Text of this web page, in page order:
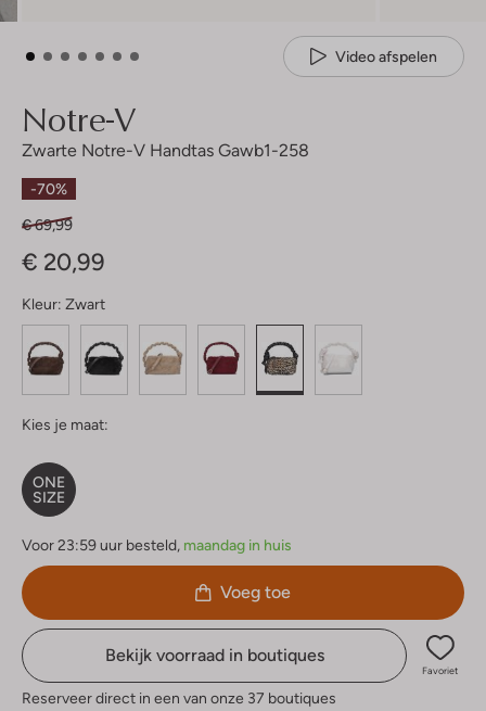
Video afspelen
Notre-V
Zwarte Notre-V Handtas Gawb1-258
-70%
€ 69,99
€ 20,99
Kleur: Zwart
Kies je maat:
ONE
SIZE
Voor 23:59 uur besteld, maandag in huis
Voeg toe
Bekijk voorraad in boutiques
Favoriet
Reserveer direct in een van onze 37 boutiques